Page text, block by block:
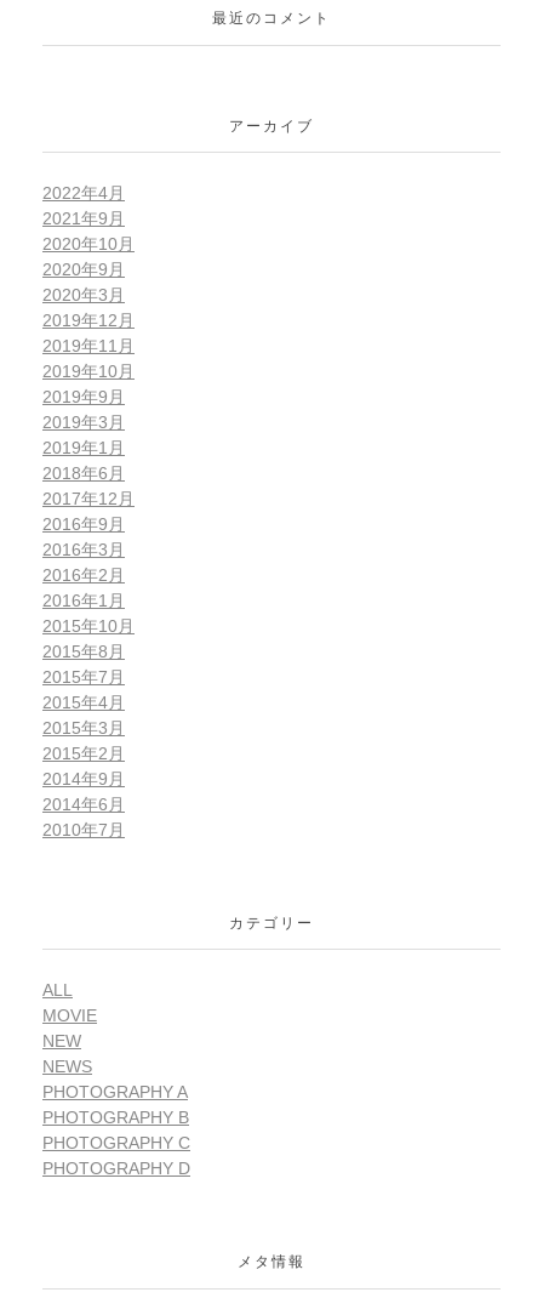
最近のコメント
アーカイブ
2022年4月
2021年9月
2020年10月
2020年9月
2020年3月
2019年12月
2019年11月
2019年10月
2019年9月
2019年3月
2019年1月
2018年6月
2017年12月
2016年9月
2016年3月
2016年2月
2016年1月
2015年10月
2015年8月
2015年7月
2015年4月
2015年3月
2015年2月
2014年9月
2014年6月
2010年7月
カテゴリー
ALL
MOVIE
NEW
NEWS
PHOTOGRAPHY A
PHOTOGRAPHY B
PHOTOGRAPHY C
PHOTOGRAPHY D
メタ情報